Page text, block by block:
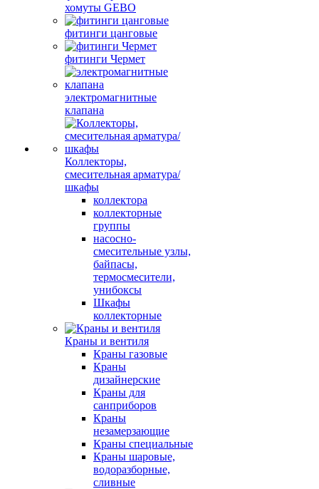
хомуты GEBO
фитинги цанговые
фитинги Чермет
электромагнитные
клапана
Коллекторы,
смесительная арматура/
шкафы
коллектора
коллекторные
группы
насосно-
смесительные узлы,
байпасы,
термосмесители,
унибоксы
Шкафы
коллекторные
Краны и вентиля
Краны газовые
Краны
дизайнерские
Краны для
санприборов
Краны
незамерзающие
Краны специальные
Краны шаровые,
водоразборные,
сливные